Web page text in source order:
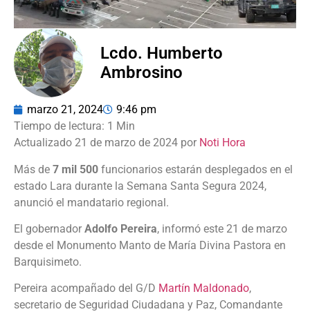
Lcdo. Humberto
Ambrosino
marzo 21, 2024 9:46 pm
Actualizado 21 de marzo de 2024 por Noti Hora
Más de 7 mil 500 funcionarios estarán desplegados en el
estado Lara durante la Semana Santa Segura 2024,
anunció el mandatario regional.
El gobernador Adolfo Pereira, informó este 21 de marzo
desde el Monumento Manto de María Divina Pastora en
Barquisimeto.
Pereira acompañado del G/D Martín Maldonado,
secretario de Seguridad Ciudadana y Paz, Comandante